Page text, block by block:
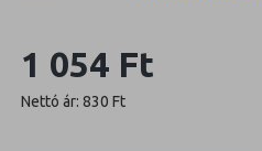
1 054 Ft
Nettó ár: 830 Ft